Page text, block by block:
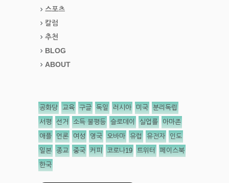
스포츠
칼럼
추천
BLOG
ABOUT
공화당 교육 구글 독일 러시아 미국 분리독립
서평 선거 소득 불평등 슬로데이 실업률 아마존
애플 언론 여성 영국 오바마 유럽 유전자 인도
일본 종교 중국 커피 코로나19 트위터 페이스북
한국